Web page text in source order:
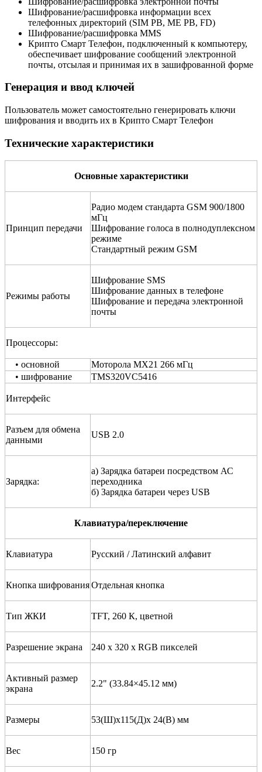
Шифрование/расшифровка информации всех
телефонных директорий (SIM РВ, ME РВ, FD)
Шифрование/расшифровка MMS
Крипто Смарт Телефон, подключенный к компьютеру,
обеспечивает шифрование сообщений электронной
почты, отсылая и принимая их в зашифрованной форме
Генерация и ввод ключей
Пользователь может самостоятельно генерировать ключи
шифрования и вводить их в Крипто Смарт Телефон
Технические характеристики
Основные характеристики
Принцип передачи
Радио модем стандарта GSM 900/1800
мГц
Шифрование голоса в полнодуплексном
режиме
Стандартный режим GSM
Режимы работы
Шифрование SMS
Шифрование данных в телефоне
Шифрование и передача электронной
почты
Процессоры:
• основной
Моторола МХ21 266 мГц
• шифрование TMS320VC5416
Интерфейс
Разъем для обмена
данными
USB 2.0
Зарядка:
а) Зарядка батареи посредством АС
переходника
б) Зарядка батареи через USB
Клавиатура/переключение
Клавиатура Русский / Латинский алфавит
Кнопка шифрованияОтдельная кнопка
Тип ЖКИ TFT, 260 К, цветной
Разрешение экрана 240 х 320 х RGB пикселей
Активный размер
экрана
2.2" (33.84×45.12 мм)
Размеры 53(Ш)х115(Д)х 24(B) мм
Вес 150 гр